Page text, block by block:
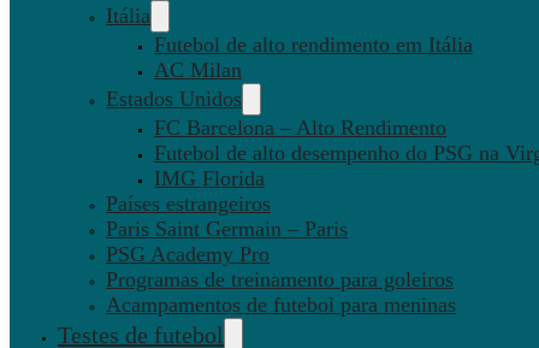
Itália
Futebol de alto rendimento em Itália
AC Milan
Estados Unidos
FC Barcelona – Alto Rendimento
Futebol de alto desempenho do PSG na
IMG Florida
Países estrangeiros
Paris Saint Germain – Paris
PSG Academy Pro
Programas de treinamento para goleiros
Acampamentos de futebol para meninas
Testes de futebol